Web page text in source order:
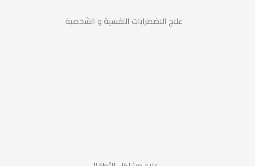
علاج الاضطرابات النفسية و الشخصية